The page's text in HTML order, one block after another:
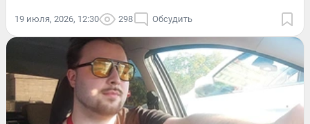
19 июля, 2026, 12:30 298 Обсудить